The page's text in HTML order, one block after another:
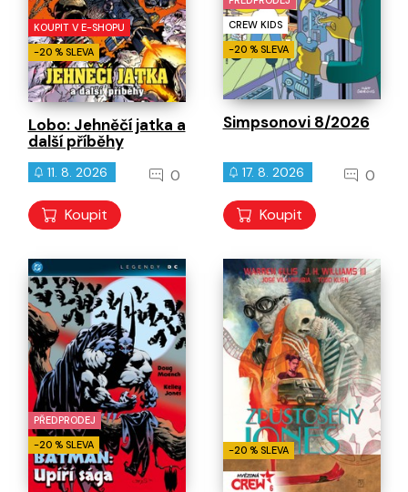
KOUPIT V E-SHOPU
-20 % SLEVA
Lobo: Jehněčí jatka a
další příběhy
11. 8. 2026 0
Koupit
CREW KIDS
-20 % SLEVA
Simpsonovi 8/2026
17. 8. 2026 0
Koupit
PŘEDPRODEJ
-20 % SLEVA
-20 % SLEVA